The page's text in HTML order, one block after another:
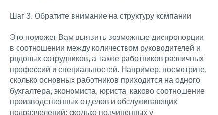
Шаг 3. Обратите внимание на структуру компании
Это поможет Вам выявить возможные диспропорции
в соотношении между количеством руководителей и
рядовых сотрудников, а также работников различных
профессий и специальностей. Например, посмотрите,
сколько основных работников приходится на одного
бухгалтера, экономиста, юриста; каково соотношение
производственных отделов и обслуживающих
подразделений; сколько подчиненных у